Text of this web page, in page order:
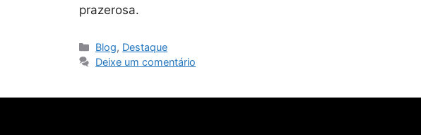
prazerosa.
Blog, Destaque
Deixe um comentário